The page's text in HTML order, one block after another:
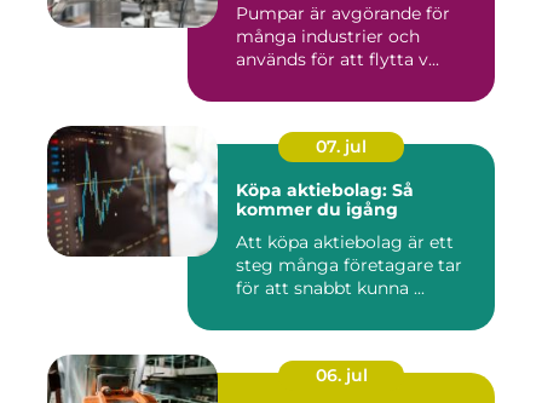
Pumpar är avgörande för
många industrier och
används för att flytta v...
07. jul
Köpa aktiebolag: Så
kommer du igång
Att köpa aktiebolag är ett
steg många företagare tar
för att snabbt kunna ...
06. jul